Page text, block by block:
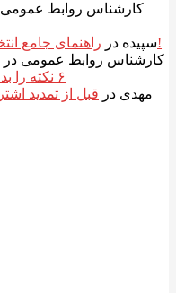
کارشناس روابط عمومی
سپیده در
راهنمای جامع انتخاب بهترین آموزشگاه تیزهوشان!
کارشناس روابط عمومی در
۶ نکته را بدانید تا هزینه کمتری پرداخت کنید
مهدی در